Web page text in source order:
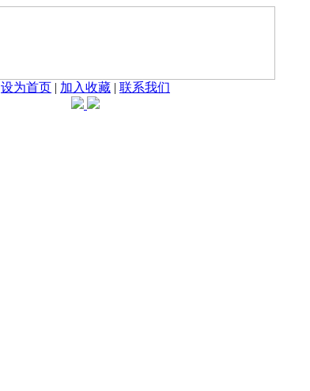
设为首页 | 加入收藏 | 联系我们